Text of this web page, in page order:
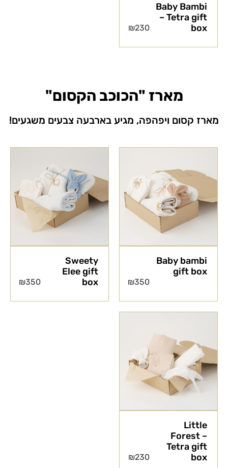
Baby Bambi
– Tetra gift
box
₪230
מארז "הכוכב הקסום"
מארז קסום ויפהפה, מגיע בארבעה צבעים משגעים!
Baby bambi
gift box
₪350
Sweety
Elee gift
box
₪350
Little
Forest –
Tetra gift
box
₪230